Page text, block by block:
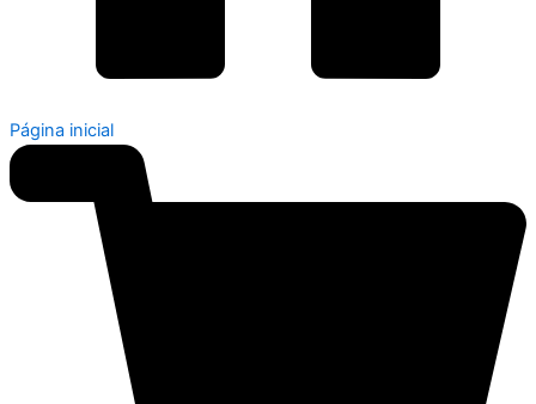
Página inicial